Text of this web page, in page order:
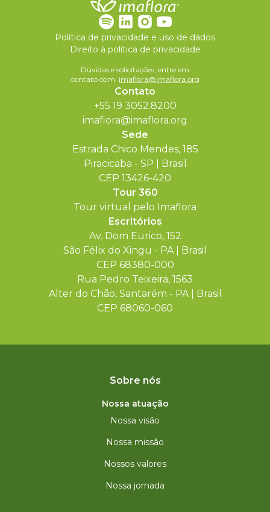
Política de privacidade e uso de dados
Direito à política de privacidade
Dúvidas e solicitações, entre em
contato com: imaflora@imaflora.org
Contato
+55 19 3052.8200
imaflora@imaflora.org
Sede
Estrada Chico Mendes, 185
Piracicaba - SP | Brasil
CEP 13426-420
Tour 360
Tour virtual pelo Imaflora
Escritórios
Av. Dom Eurico, 152
São Félix do Xingu - PA | Brasil
CEP 68380-000
Rua Pedro Teixeira, 1563
Alter do Chão, Santarém - PA | Brasil
CEP 68060-060
Sobre nós
Nossa atuação
Nossa visão
Nossa missão
Nossos valores
Nossa jornada